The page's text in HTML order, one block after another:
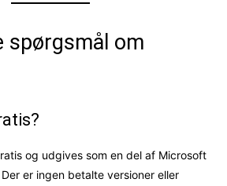
spørgsmål om
og udgives som en del af Microsoft
er ingen betalte versioner eller